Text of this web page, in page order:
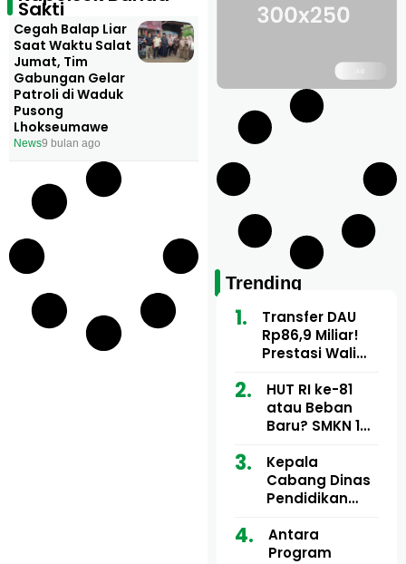
Sakti
Cegah Balap Liar
Saat Waktu Salat
Jumat, Tim
Gabungan Gelar
Patroli di Waduk
Pusong
Lhokseumawe
News9 bulan ago
Trending
Transfer DAU
Rp86,9 Miliar!
Prestasi Wali
atau “Top Up”
Kekurangan
Fiskal Daerah?
HUT RI ke-81
atau Beban
Baru? SMKN 1
Tarik Iuran
hingga Rp150
Ribu dari Guru
Kepala
Cabang Dinas
Pendidikan
Utara Buka
Pelatihan Deep
Antara
Program